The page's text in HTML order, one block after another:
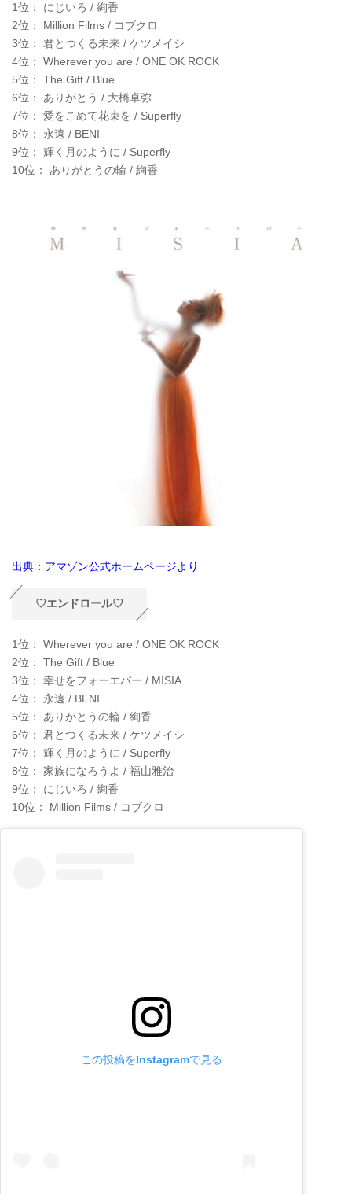
1位： にじいろ / 絢香
2位： Million Films / コブクロ
3位： 君とつくる未来 / ケツメイシ
4位： Wherever you are / ONE OK ROCK
5位： The Gift / Blue
6位： ありがとう / 大橋卓弥
7位： 愛をこめて花束を / Superfly
8位： 永遠 / BENI
9位： 輝く月のように / Superfly
10位： ありがとうの輪 / 絢香
出典：アマゾン公式ホームページより
♡エンドロール♡
1位： Wherever you are / ONE OK ROCK
2位： The Gift / Blue
3位： 幸せをフォーエバー / MISIA
4位： 永遠 / BENI
5位： ありがとうの輪 / 絢香
6位： 君とつくる未来 / ケツメイシ
7位： 輝く月のように / Superfly
8位： 家族になろうよ / 福山雅治
9位： にじいろ / 絢香
10位： Million Films / コブクロ
この投稿をInstagramで見る